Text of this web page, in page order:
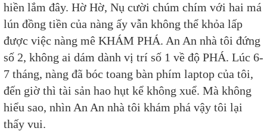
hiền lắm đây. Hờ Hờ, Nụ cười chúm chím với hai má
lún đồng tiền của nàng ấy vẫn không thể khỏa lấp
được việc nàng mê KHÁM PHÁ. An An nhà tôi đứng
số 2, không ai dám dành vị trí số 1 về độ PHÁ. Lúc 6-
7 tháng, nàng đã bóc toang bàn phím laptop của tôi,
đến giờ thì tài sản hao hụt kể không xuể. Mà không
hiểu sao, nhìn An An nhà tôi khám phá vậy tôi lại
thấy vui.